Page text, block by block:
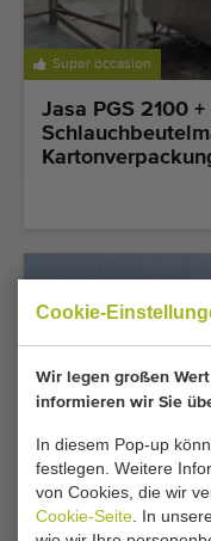
Cookie-
Wir legen großen
informieren wir Sie
In diesem Pop-up
festlegen. Weitere
von Cookies, die wir
Cookie-Seite . In
Super occasion
Jasa PGS 2100